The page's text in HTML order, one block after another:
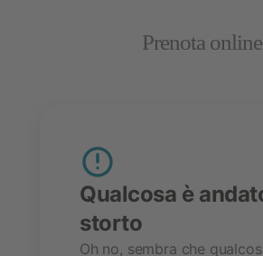
Prenota online